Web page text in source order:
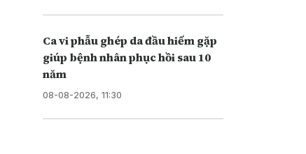
Ca vi phẫu ghép da đầu hiếm gặp
giúp bệnh nhân phục hồi sau 10
năm
08-08-2026, 11:30